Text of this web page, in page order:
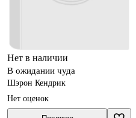
Нет в наличии
В ожидании чуда
Шэрон Кендрик
Нет оценок